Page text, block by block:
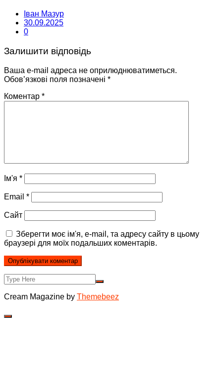
Іван Мазур
30.09.2025
0
Залишити відповідь
Ваша e-mail адреса не оприлюднюватиметься.
Обов’язкові поля позначені *
Коментар *
Ім'я *
Email *
Сайт
Зберегти моє ім'я, e-mail, та адресу сайту в цьому
браузері для моїх подальших коментарів.
Cream Magazine by Themebeez